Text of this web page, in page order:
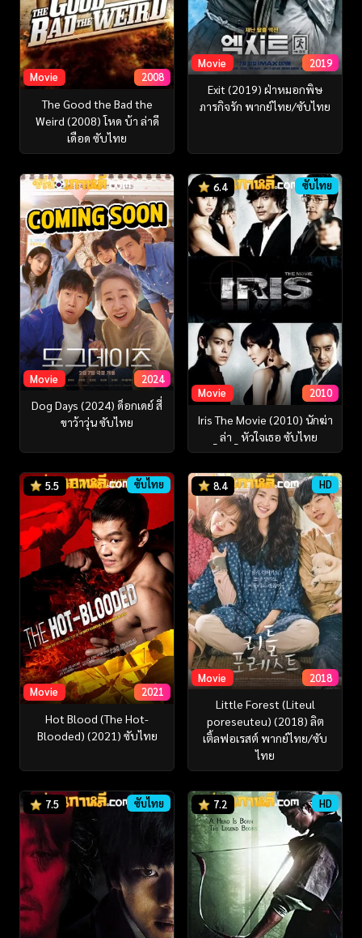
Movie 2008
The Good the Bad the
Weird (2008) โหด บ้า ล่าดี
เดือด ซับไทย
Movie 2019
Exit (2019) ฝ่าหมอกพิษ
ภารกิจรัก พากย์ไทย/ซับไทย
Movie 2024
Dog Days (2024) ด็อกเดย์ สี่
ขาว้าวุ่น ซับไทย
6.4 ซับไทย
Movie 2010
Iris The Movie (2010) นักฆ่า
_ ล่า _ หัวใจเธอ ซับไทย
5.5 ซับไทย
Movie 2021
Hot Blood (The Hot-
Blooded) (2021) ซับไทย
8.4 HD
Movie 2018
Little Forest (Liteul
poreseuteu) (2018) ลิต
เติ้ลฟอเรสต์ พากย์ไทย/ซับ
ไทย
7.5 ซับไทย 7.2 HD